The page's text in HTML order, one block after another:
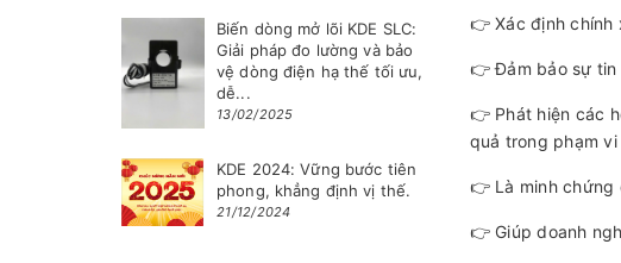
👉 Xác định
👉 Đảm bảo sự
👉 Phát hiện các
quả trong phạm vi
👉 Là minh chứng
👉 Giúp doanh
Biến dòng mở lõi KDE SLC:
Giải pháp đo lường và bảo
vệ dòng điện hạ thế tối ưu,
dễ...
13/02/2025
KDE 2024: Vững bước tiên
phong, khẳng định vị thế.
21/12/2024